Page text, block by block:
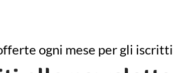
ogni mese per gli iscritti